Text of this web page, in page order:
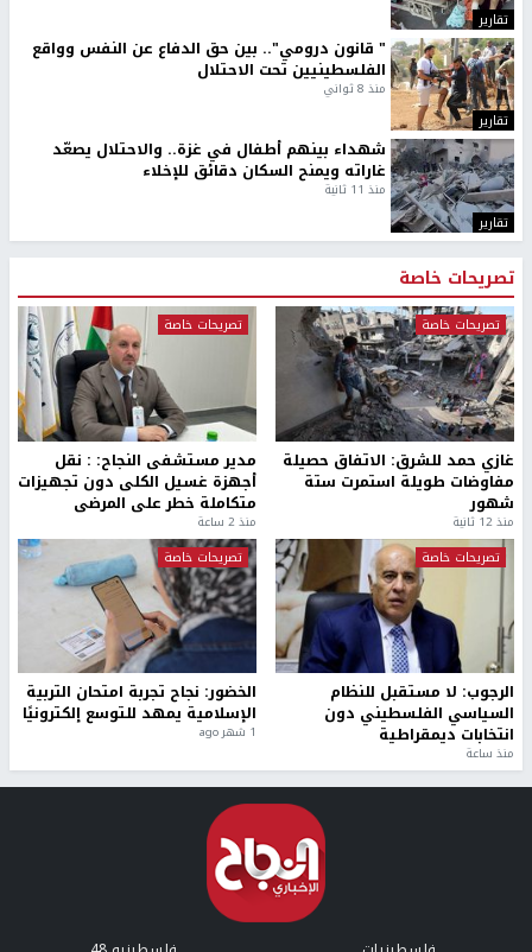
تقارير
تقارير
" قانون درومي".. بين حق الدفاع عن النفس وواقع
الفلسطينيين تحت الاحتلال
منذ 8 ثواني
تقارير
شهداء بينهم أطفال في غزة.. والاحتلال يصعّد
غاراته ويمنح السكان دقائق للإخلاء
منذ 11 ثانية
تصريحات خاصة
تصريحات خاصة
غازي حمد للشرق: الاتفاق حصيلة
مفاوضات طويلة استمرت ستة
شهور
منذ 12 ثانية
تصريحات خاصة
مدير مستشفى النجاح: : نقل
أجهزة غسيل الكلى دون تجهيزات
متكاملة خطر على المرضى
منذ 2 ساعة
تصريحات خاصة
الرجوب: لا مستقبل للنظام
السياسي الفلسطيني دون
انتخابات ديمقراطية
منذ ساعة
تصريحات خاصة
الخضور: نجاح تجربة امتحان التربية
الإسلامية يمهد للتوسع إلكترونيًا
1 شهر ago